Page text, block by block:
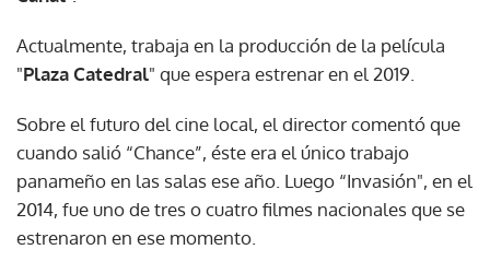
Actualmente, trabaja en la producción de la película
"Plaza Catedral" que espera estrenar en el 2019.
Sobre el futuro del cine local, el director comentó que
cuando salió “Chance”, éste era el único trabajo
panameño en las salas ese año. Luego “Invasión", en el
2014, fue uno de tres o cuatro filmes nacionales que se
estrenaron en ese momento.